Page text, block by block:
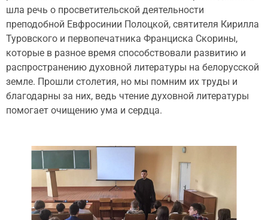
шла речь о просветительской деятельности
преподобной Евфросинии Полоцкой, святителя Кирилла
Туровского и первопечатника Франциска Скорины,
которые в разное время способствовали развитию и
распространению духовной литературы на белорусской
земле. Прошли столетия, но мы помним их труды и
благодарны за них, ведь чтение духовной литературы
помогает очищению ума и сердца.